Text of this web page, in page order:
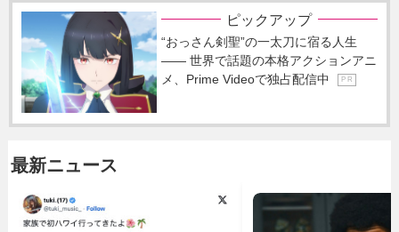
ピックアップ
“おっさん剣聖”の一太刀に宿る人生
―― 世界で話題の本格アクションアニ
メ、Prime Videoで独占配信中
P R
最新ニュース